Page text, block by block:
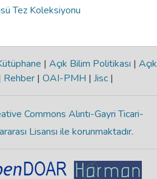
Tez Koleksiyonu
| Açık Bilim Politikası | Açık
Rehber | OAI-PMH | Jisc |
Commons Alıntı-Gayri Ticari-
Lisansı ile korunmaktadır.